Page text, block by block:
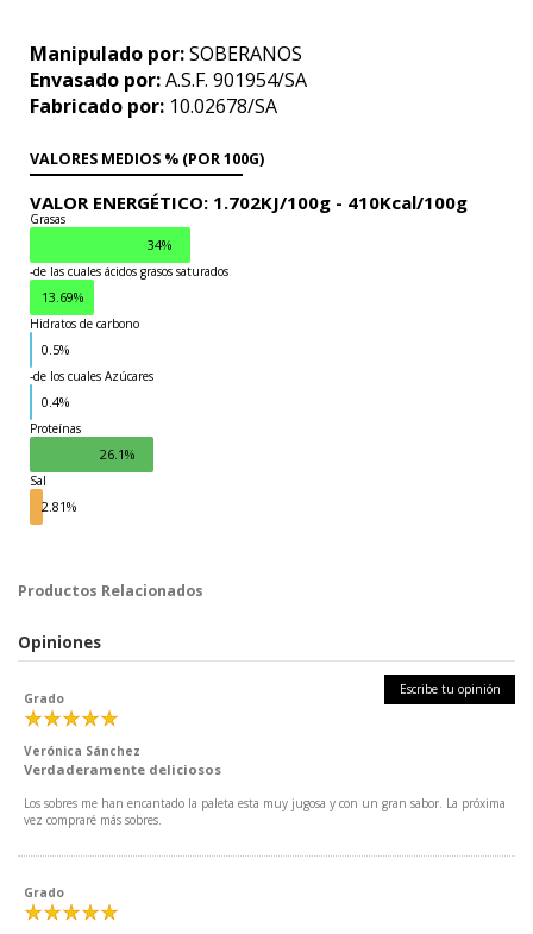
Manipulado por:SOBERANOS
Envasado por:A.S.F. 901954/SA
Fabricado por: 10.02678/SA
VALORES MEDIOS % (POR 100G)
VALOR ENERGÉTICO: 1.702KJ/100g - 410Kcal/100g
Grasas
34%
-de las cuales ácidos grasos saturados
13.69%
Hidratos de carbono
0.5%
-de los cuales Azúcares
Grasas
0.4%
Proteínas
26.1%
Sal
2.81%
Productos Relacionados
Opiniones
Escribe tu opinión
Grado
Verónica Sánchez
Verdaderamente deliciosos
Los sobres me han encantado la paleta esta muy jugosa y con un gran sabor. La próxima
vez compraré más sobres.
Grado